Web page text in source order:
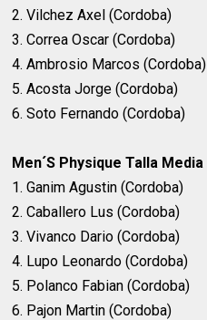
2. Vilchez Axel (Cordoba)
3. Correa Oscar (Cordoba)
4. Ambrosio Marcos (Cordoba)
5. Acosta Jorge (Cordoba)
6. Soto Fernando (Cordoba)
Men´S Physique Talla Media
1. Ganim Agustin (Cordoba)
2. Caballero Lus (Cordoba)
3. Vivanco Dario (Cordoba)
4. Lupo Leonardo (Cordoba)
5. Polanco Fabian (Cordoba)
6. Pajon Martin (Cordoba)